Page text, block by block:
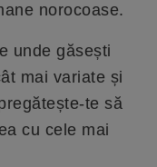
norocoase.
unde găsești
mai variate și
te să
cu cele mai